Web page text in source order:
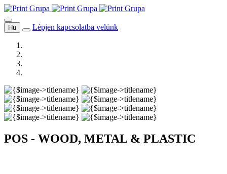
Hu Lépjen kapcsolatba velünk
POS - WOOD, METAL & PLASTIC